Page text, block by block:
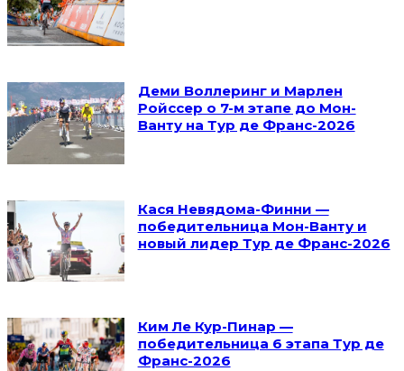
Деми Воллеринг и Марлен
Ройссер о 7-м этапе до Мон-
Ванту на Тур де Франс-2026
Кася Невядома-Финни —
победительница Мон-Ванту и
новый лидер Тур де Франс-2026
Ким Ле Кур-Пинар —
победительница 6 этапа Тур де
Франс-2026